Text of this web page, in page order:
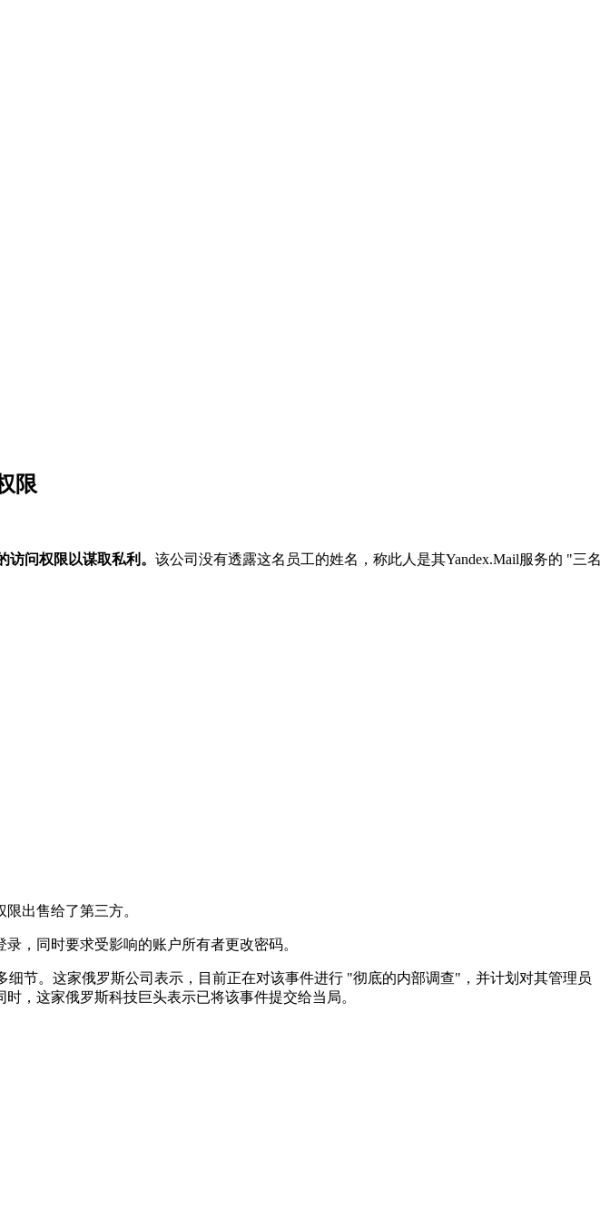
限
问权限以谋取私利。 该公司没有透露这名员工的姓名，称此人是其Yandex.Mail服务的 "三名
出售给了第三方。
，同时要求受影响的账户所有者更改密码。
节。这家俄罗斯公司表示，目前正在对该事件进行 "彻底的内部调查"，并计划对其管理员
，这家俄罗斯科技巨头表示已将该事件提交给当局。